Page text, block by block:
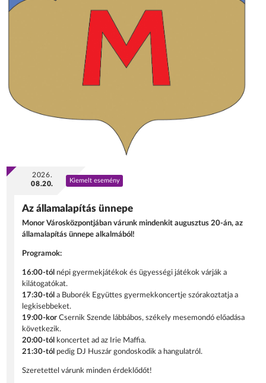
2026.
08.20.
Kiemelt esemény
Az államalapítás ünnepe
Monor Városközpontjában várunk mindenkit augusztus 20-án, az
államalapítás ünnepe alkalmából!
Programok:
16:00-tól népi gyermekjátékok és ügyességi játékok várják a
kilátogatókat.
17:30-tól a Buborék Együttes gyermekkoncertje szórakoztatja a
legkisebbeket.
19:00-korCsernik Szende lábbábos, székely mesemondó előadása
következik.
20:00-tól
koncertet ad az Irie Maffia.
21:30-tól pedig DJ Huszár gondoskodik a hangulatról.
Szeretettel várunk minden érdeklődőt!